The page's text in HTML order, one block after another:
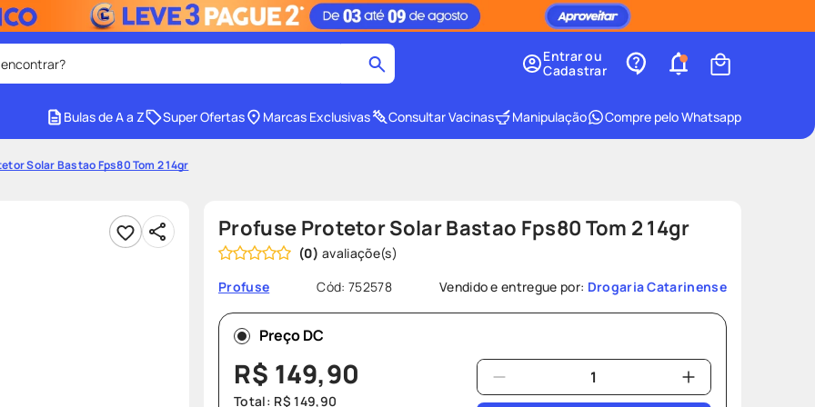
facial 4º shampoo
8º protetor solar
teste gravidez
Entrar ou
Cadastrar
Bulas de A a Z Super Ofertas Marcas Exclusivas Consultar Vacinas Manipulação Compre pelo Whatsapp
Solar Bastao Fps80 Tom 2 14gr
Profuse Protetor Solar Bastao Fps80 Tom 2 14gr
(0)
Profuse
Cód: 752578 Vendido e entregue por: Drogaria Catarinense
Preço DC
R$ 149,90
Total: R$ 149,90